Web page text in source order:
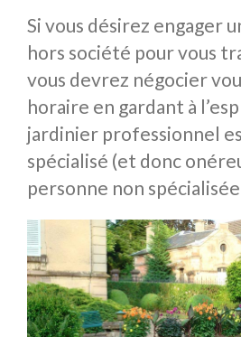
Si vous désirez engager
hors société pour vous
vous devrez négocier
horaire en gardant à
jardinier professionnel
spécialisé (et donc
personne non